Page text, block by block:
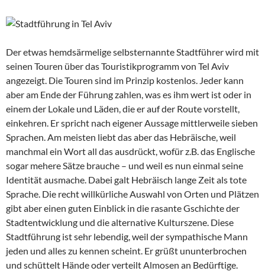
Der etwas hemdsärmelige selbsternannte Stadtführer wird mit
seinen Touren über das Touristikprogramm von Tel Aviv
angezeigt. Die Touren sind im Prinzip kostenlos. Jeder kann
aber am Ende der Führung zahlen, was es ihm wert ist oder in
einem der Lokale und Läden, die er auf der Route vorstellt,
einkehren. Er spricht nach eigener Aussage mittlerweile sieben
Sprachen. Am meisten liebt das aber das Hebräische, weil
manchmal ein Wort all das ausdrückt, wofür z.B. das Englische
sogar mehere Sätze brauche – und weil es nun einmal seine
Identität ausmache. Dabei galt Hebräisch lange Zeit als tote
Sprache. Die recht willkürliche Auswahl von Orten und Plätzen
gibt aber einen guten Einblick in die rasante Gschichte der
Stadtentwicklung und die alternative Kulturszene. Diese
Stadtführung ist sehr lebendig, weil der sympathische Mann
jeden und alles zu kennen scheint. Er grüßt ununterbrochen
und schüttelt Hände oder verteilt Almosen an Bedürftige.